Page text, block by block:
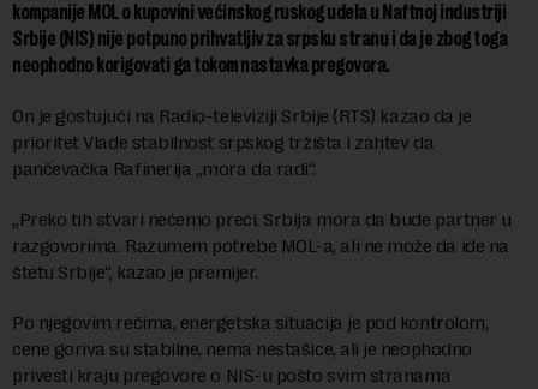
kompanije MOL o kupovini većinskog ruskog udela u Naftnoj industriji
Srbije (NIS) nije potpuno prihvatljiv za srpsku stranu i da je zbog toga
neophodno korigovati ga tokom nastavka pregovora.
On je gostujući na Radio-televiziji Srbije (RTS) kazao da je
prioritet Vlade stabilnost srpskog tržišta i zahtev da
pančevačka Rafinerija „mora da radi“.
„Preko tih stvari nećemo preći. Srbija mora da bude partner u
razgovorima. Razumem potrebe MOL-a, ali ne može da ide na
štetu Srbije“, kazao je premijer.
Po njegovim rečima, energetska situacija je pod kontrolom,
cene goriva su stabilne, nema nestašice, ali je neophodno
privesti kraju pregovore o NIS-u pošto svim stranama